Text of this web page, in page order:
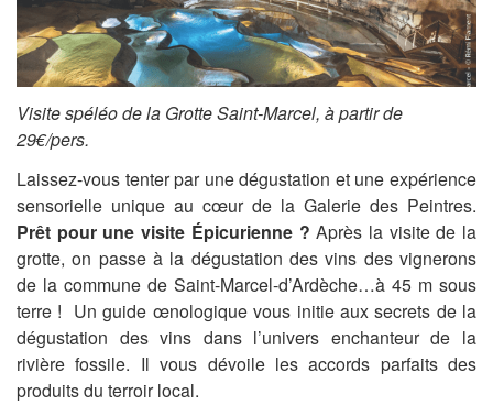
Visite spéléo de la Grotte Saint-Marcel, à partir de
29€/pers.
Laissez-vous tenter par une dégustation et une expérience
sensorielle unique au cœur de la Galerie des Peintres.
Prêt pour une visite Épicurienne ?Après la visite de la
grotte, on passe à la dégustation des vins des vignerons
de la commune de Saint-Marcel-d’Ardèche…à 45 m sous
terre ! Un guide œnologique vous initie aux secrets de la
dégustation des vins dans l’univers enchanteur de la
rivière fossile. Il vous dévoile les accords parfaits des
produits du terroir local.